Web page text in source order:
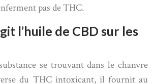
pas de THC.
l’huile de CBD sur les
se trouvant dans le chanvre
du THC intoxicant, il fournit au